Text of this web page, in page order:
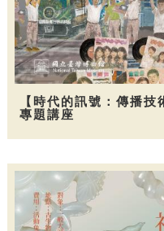
【時代的訊號：傳播
專題講座